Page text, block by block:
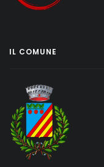
IL COMUNE